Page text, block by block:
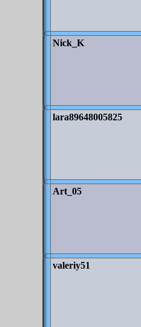
Nick_K
lara89648005825
Art_05
valeriy51